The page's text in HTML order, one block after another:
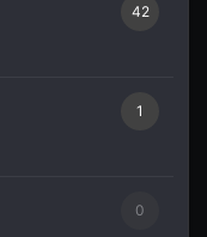
42
1
0